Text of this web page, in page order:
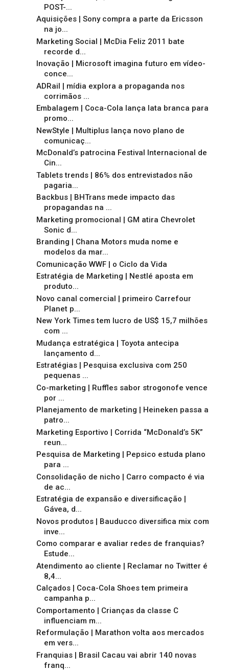
POST-...
Aquisições | Sony compra a parte da Ericsson
na jo...
Marketing Social | McDia Feliz 2011 bate
recorde d...
Inovação | Microsoft imagina futuro em vídeo-
conce...
ADRail | mídia explora a propaganda nos
corrimãos ...
Embalagem | Coca-Cola lança lata branca para
promo...
NewStyle | Multiplus lança novo plano de
comunicaç...
McDonald’s patrocina Festival Internacional de
Cin...
Tablets trends | 86% dos entrevistados não
pagaria...
Backbus | BHTrans mede impacto das
propagandas na ...
Marketing promocional | GM atira Chevrolet
Sonic d...
Branding | Chana Motors muda nome e
modelos da mar...
Comunicação WWF | o Ciclo da Vida
Estratégia de Marketing | Nestlé aposta em
produto...
Novo canal comercial | primeiro Carrefour
Planet p...
New York Times tem lucro de US$ 15,7 milhões
com ...
Mudança estratégica | Toyota antecipa
lançamento d...
Estratégias | Pesquisa exclusiva com 250
pequenas ...
Co-marketing | Ruffles sabor strogonofe vence
por ...
Planejamento de marketing | Heineken passa a
patro...
Marketing Esportivo | Corrida “McDonald’s 5K”
reun...
Pesquisa de Marketing | Pepsico estuda plano
para ...
Consolidação de nicho | Carro compacto é via
de ac...
Estratégia de expansão e diversificação |
Gávea, d...
Novos produtos | Bauducco diversifica mix com
inve...
Como comparar e avaliar redes de franquias?
Estude...
Atendimento ao cliente | Reclamar no Twitter é
8,4...
Calçados | Coca-Cola Shoes tem primeira
campanha p...
Comportamento | Crianças da classe C
influenciam m...
Reformulação | Marathon volta aos mercados
em vers...
Franquias | Brasil Cacau vai abrir 140 novas
franq...